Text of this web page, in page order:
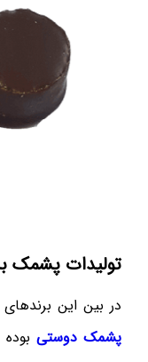
تولیدات پشمک
در بین این برندهای
پشمک دوستی